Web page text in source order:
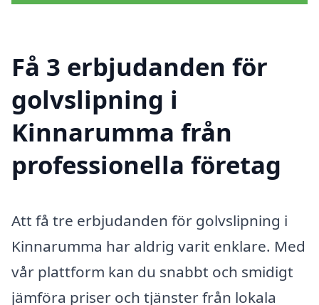
Få 3 erbjudanden för
golvslipning i
Kinnarumma från
professionella företag
Att få tre erbjudanden för golvslipning i
Kinnarumma har aldrig varit enklare. Med
vår plattform kan du snabbt och smidigt
jämföra priser och tjänster från lokala